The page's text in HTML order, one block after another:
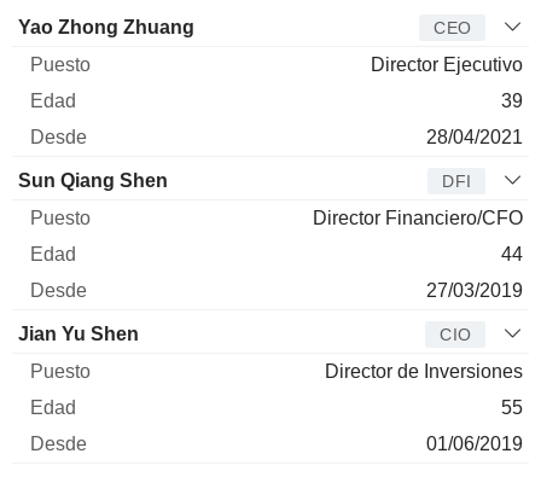
Director Puesto Edad
Yao Zhong Zhuang CEO
Director Ejecutivo
39
28/04/2021
Sun Qiang Shen DFI
Director Financiero/CFO
44
27/03/2019
Jian Yu Shen CIO
Director de Inversiones
55
01/06/2019